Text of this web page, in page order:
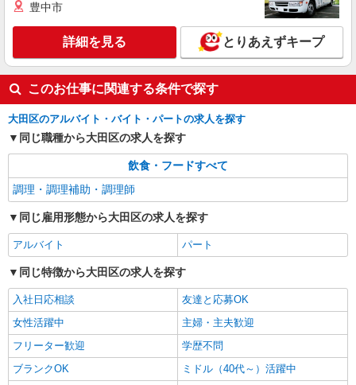
時給1,600円以上 試用期間中 時給1,600円以上
(試用期間2ヶ月) 残業が発生した場合、残業代を1
分単位で別途支給します。
くらら西馬込 （東京都大田区西馬込1-29-
12）
アルバイト パート
コンパスグループ・ジャパン株式会社 21549_p
調理員【アルバイト・パート】
時給1,400円以上 試用期間中 時給1,400円以上
(試用期間2ヶ月) 残業が発生した場合、残業代を1
羽田空港内「デルタ スカイクラブ」 （東京
都大田区羽田空港2-6-5 羽田空港第3ターミナ
豊中市
詳細を見る とりあえずキープ
このお仕事に関連する条件で探す
大田区のアルバイト・バイト・パートの求人を探す
同じ職種から大田区の求人を探す
飲食・フードすべて
調理・調理補助・調理師
同じ雇用形態から大田区の求人を探す
アルバイト パート
同じ特徴から大田区の求人を探す
入社日応相談
友達と応募OK
女性活躍中
主婦・主夫歓迎
フリーター歓迎
学歴不問
ブランクOK
ミドル（40代～）活躍中